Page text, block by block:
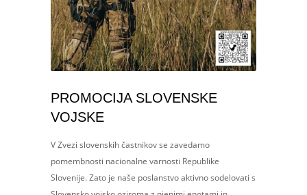
PROMOCIJA SLOVENSKE
VOJSKE
V Zvezi slovenskih častnikov se zavedamo
pomembnosti nacionalne varnosti Republike
Slovenije. Zato je naše poslanstvo aktivno sodelovati s